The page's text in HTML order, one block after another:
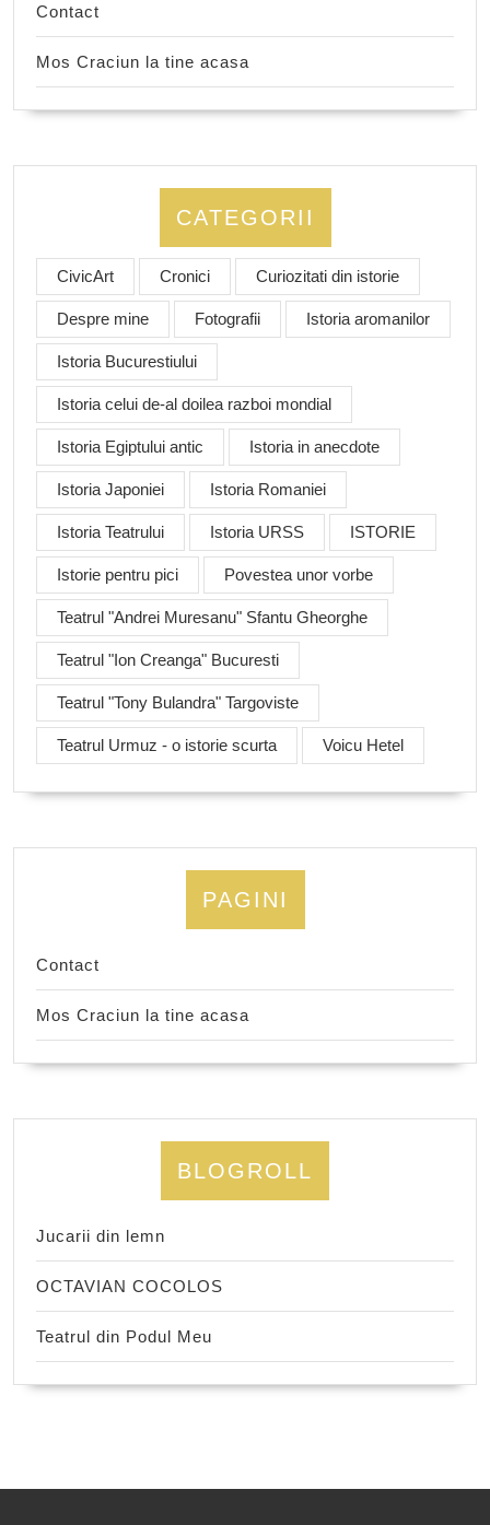
Contact
Mos Craciun la tine acasa
CATEGORII
CivicArt Cronici Curiozitati din istorie
Despre mine Fotografii Istoria aromanilor
Istoria Bucurestiului
Istoria celui de-al doilea razboi mondial
Istoria Egiptului antic Istoria in anecdote
Istoria Japoniei Istoria Romaniei
Istoria Teatrului Istoria URSS ISTORIE
Istorie pentru pici Povestea unor vorbe
Teatrul "Andrei Muresanu" Sfantu Gheorghe
Teatrul "Ion Creanga" Bucuresti
Teatrul "Tony Bulandra" Targoviste
Teatrul Urmuz - o istorie scurta Voicu Hetel
PAGINI
Contact
Mos Craciun la tine acasa
BLOGROLL
Jucarii din lemn
OCTAVIAN COCOLOS
Teatrul din Podul Meu